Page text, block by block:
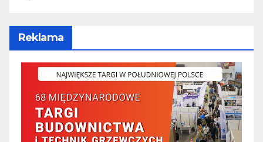
Reklama